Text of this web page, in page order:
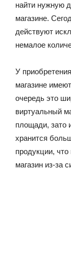
найти нужную
магазине.
действуют
немалое
У
магазине
очередь это
виртуальный
площади, зато
хранится
продукции,
магазин из-за